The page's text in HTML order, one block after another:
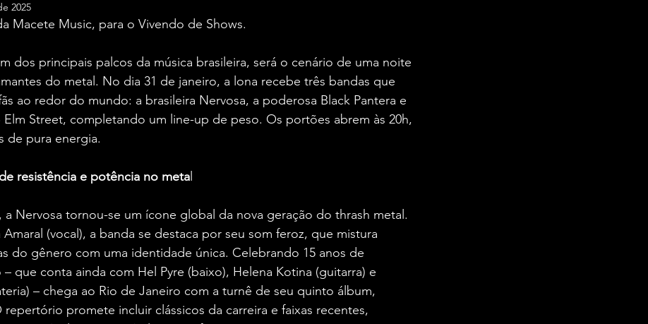
2025
Macete Music, para o Vivendo de Shows.
dos principais palcos da música brasileira, será o cenário de uma noite
do metal. No dia 31 de janeiro, a lona recebe três bandas que
ao redor do mundo: a brasileira Nervosa, a poderosa Black Pantera e
Elm Street, completando um line-up de peso. Os portões abrem às 20h,
de pura energia.
resistência e potência no meta
a Nervosa tornou-se um ícone global da nova geração do thrash metal.
(vocal), a banda se destaca por seu som feroz, que mistura
do gênero com uma identidade única. Celebrando 15 anos de
que conta ainda com Hel Pyre (baixo), Helena Kotina (guitarra) e
– chega ao Rio de Janeiro com a turnê de seu quinto álbum,
repertório promete incluir clássicos da carreira e faixas recentes,